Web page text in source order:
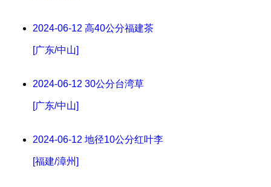
2024-06-12 高40公分福建茶
[广东/中山]
2024-06-12 30公分台湾草
[广东/中山]
2024-06-12 地径10公分红叶李
[福建/漳州]